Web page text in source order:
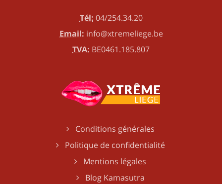
Tél: 04/254.34.20
Email: info@xtremeliege.be
TVA: BE0461.185.807
Conditions générales
Politique de confidentialité
Mentions légales
Blog Kamasutra